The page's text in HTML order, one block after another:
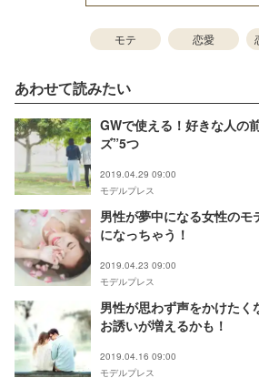
モテ 恋愛
あわせて読みたい
GWで使える！好きな人の
ズ”5つ
2019.04.29 09:00
モデルプレス
男性が夢中になる女性のモ
になっちゃう！
2019.04.23 09:00
モデルプレス
男性が思わず声をかけた
お誘いが増えるかも！
2019.04.16 09:00
モデルプレス